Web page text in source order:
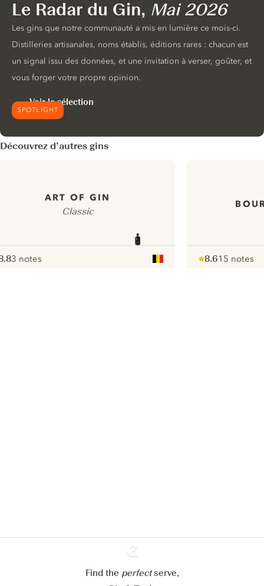
SPOTLIGHT
Le Radar du Gin, Mai 2026
Les gins que notre communauté a mis en lumière ce mois-ci.
Distilleries artisanales, noms établis, éditions rares : chacun est
un signal issu des données, et une invitation à verser, goûter, et
vous forger votre propre opinion.
Voir la sélection
Découvrez d’autres gins
ART OF GIN
Classic
3 notes
8.615 notes
Ginventory
Find the perfectserve,